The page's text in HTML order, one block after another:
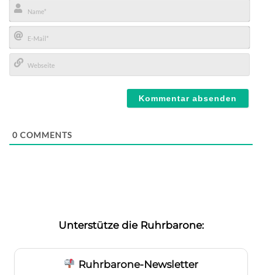
Name*
E-
Mail*
0 COMMENTS
Unterstütze die Ruhrbarone:
Ruhrbarone-Newsletter